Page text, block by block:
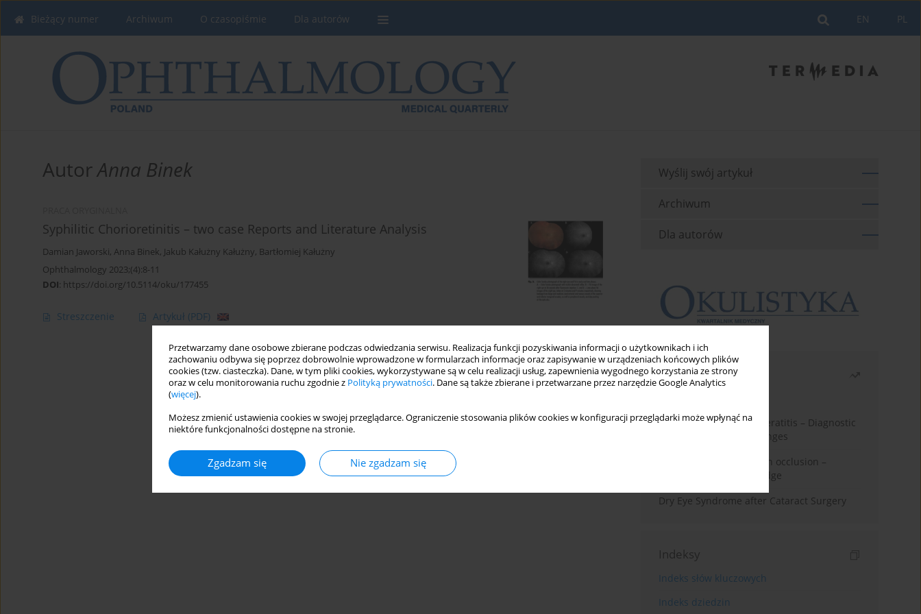
Przetwarzamy dane osobowe zbierane podczas odwiedzania serwisu. Realizacja funkcji pozyskiwania informacji o użytkownikach i ich
zachowaniu odbywa się poprzez dobrowolnie wprowadzone w formularzach informacje oraz zapisywanie w urządzeniach końcowych plików
cookies (tzw. ciasteczka). Dane, w tym pliki cookies, wykorzystywane są w celu realizacji usług, zapewnienia wygodnego korzystania ze strony
oraz w celu monitorowania ruchu zgodnie z Polityką prywatności. Dane są także zbierane i przetwarzane przez narzędzie Google Analytics
(więcej).
Możesz zmienić ustawienia cookies w swojej przeglądarce. Ograniczenie stosowania plików cookies w konfiguracji przeglądarki może wpłynąć na
niektóre funkcjonalności dostępne na stronie.
Zgadzam się Nie zgadzam się
PL
EN
Bieżący numer Archiwum O czasopiśmie Dla autorów
AutorAnna Binek
Syphilitic Chorioretinitis – two case Reports and Literature Analysis
Damian Jaworski, Anna Binek, Jakub Kałużny Kałużny, Bartłomiej Kałużny
Ophthalmology 2023;(4):8-11
DOI: https://doi.org/10.5114/oku/177455
Streszczenie Artykuł (PDF)
Wyślij swój artykuł
Archiwum
Dla autorów
Najczęściej czytane
Herpes Simplex Virus Keratitis – Diagnostic
and Therapeutic Challenges
Treatment of retinal vein occlusion –
current state of knowledge
Dry Eye Syndrome after Cataract Surgery
Indeksy
Indeks słów kluczowych
Indeks dziedzin